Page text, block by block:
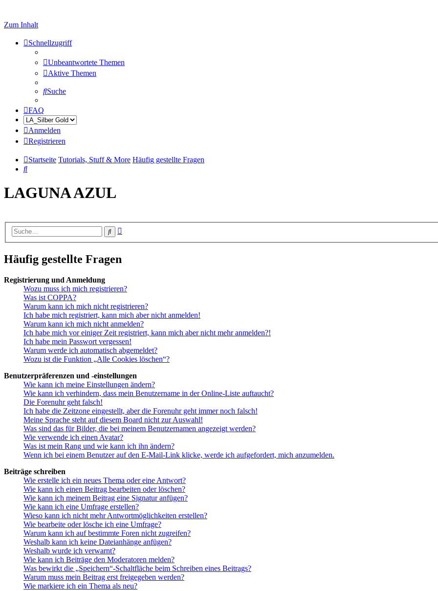
Zum Inhalt
Schnellzugriff
Unbeantwortete Themen
Aktive Themen
Suche
FAQ
Anmelden
Registrieren
Startseite Tutorials, Stuff & More Häufig gestellte Fragen
Suche
LAGUNA AZUL
Suche
Häufig gestellte Fragen
Registrierung und Anmeldung
Wozu muss ich mich registrieren?
Was ist COPPA?
Warum kann ich mich nicht registrieren?
Ich habe mich registriert, kann mich aber nicht anmelden!
Warum kann ich mich nicht anmelden?
Ich habe mich vor einiger Zeit registriert, kann mich aber nicht mehr anmelden?!
Ich habe mein Passwort vergessen!
Warum werde ich automatisch abgemeldet?
Wozu ist die Funktion „Alle Cookies löschen“?
Benutzerpräferenzen und -einstellungen
Wie kann ich meine Einstellungen ändern?
Wie kann ich verhindern, dass mein Benutzername in der Online-Liste auftaucht?
Die Forenuhr geht falsch!
Ich habe die Zeitzone eingestellt, aber die Forenuhr geht immer noch falsch!
Meine Sprache steht auf diesem Board nicht zur Auswahl!
Was sind das für Bilder, die bei meinem Benutzernamen angezeigt werden?
Wie verwende ich einen Avatar?
Was ist mein Rang und wie kann ich ihn ändern?
Wenn ich bei einem Benutzer auf den E-Mail-Link klicke, werde ich aufgefordert, mich anzumelden.
Beiträge schreiben
Wie erstelle ich ein neues Thema oder eine Antwort?
Wie kann ich einen Beitrag bearbeiten oder löschen?
Wie kann ich meinem Beitrag eine Signatur anfügen?
Wie kann ich eine Umfrage erstellen?
Wieso kann ich nicht mehr Antwortmöglichkeiten erstellen?
Wie bearbeite oder lösche ich eine Umfrage?
Warum kann ich auf bestimmte Foren nicht zugreifen?
Weshalb kann ich keine Dateianhänge anfügen?
Weshalb wurde ich verwarnt?
Wie kann ich Beiträge den Moderatoren melden?
Was bewirkt die „Speichern“-Schaltfläche beim Schreiben eines Beitrags?
Warum muss mein Beitrag erst freigegeben werden?
Wie markiere ich ein Thema als neu?